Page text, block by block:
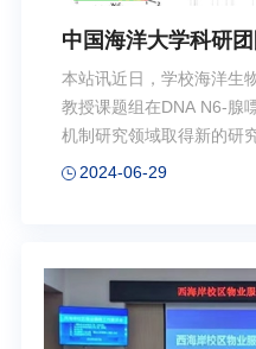
中国海洋大学科研
甲基化遗传机制研
本站讯近日，学校海洋生
教授课题组在DNA N6-腺
机制研究领域取得新的研
文“Semiconservative
Research（《基因组研
于原核生物中的DNA修饰
续被鉴定和发现，并成为
2024-06-29